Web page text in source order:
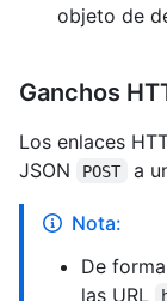
objeto de
Ganchos
Los enlaces
JSON
POST a
Nota:
De
las URL